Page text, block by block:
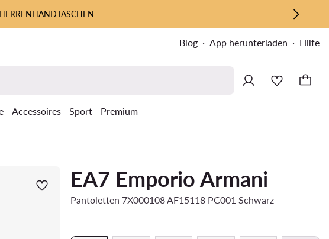
HERRENHANDTASCHEN
Blog App herunterladen Hilfe
Accessoires Sport Premium
EA7 Emporio Armani
Pantoletten 7X000108 AF15118 PC001 Schwarz